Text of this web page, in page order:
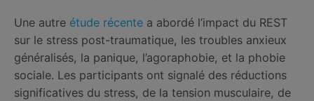
Une autre étude récente a abordé l’impact du REST
sur le stress post-traumatique, les troubles anxieux
généralisés, la panique, l’agoraphobie, et la phobie
sociale. Les participants ont signalé des réductions
significatives du stress, de la tension musculaire, de